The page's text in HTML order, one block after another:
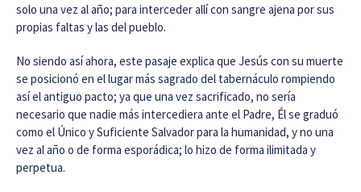
solo una vez al año; para interceder allí con sangre ajena por sus
propias faltas y las del pueblo.
No siendo así ahora, este pasaje explica que Jesús con su muerte
se posicionó en el lugar más sagrado del tabernáculo rompiendo
así el antiguo pacto; ya que una vez sacrificado, no sería
necesario que nadie más intercediera ante el Padre, Él se graduó
como el Único y Suficiente Salvador para la humanidad, y no una
vez al año o de forma esporádica; lo hizo de forma ilimitada y
perpetua.